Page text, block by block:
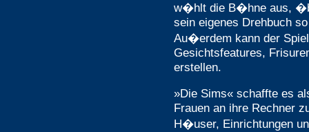
w�hlt die B�hne aus,
sein eigenes Drehbuch
Au�erdem kann der
Gesichtsfeatures,
erstellen.
»Die Sims« schaffte es
Frauen an ihre Rechner
H�user, Einrichtungen